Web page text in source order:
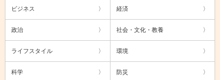
ビジネス 経済
政治 社会・文化・教養
ライフスタイル 環境
科学 防災